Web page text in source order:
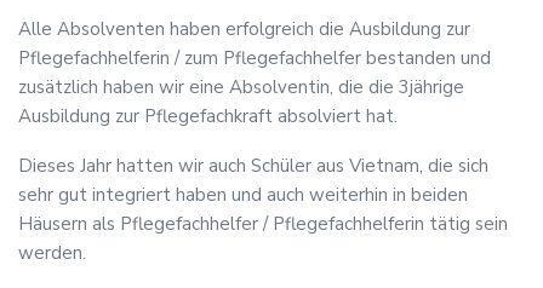
Alle Absolventen haben erfolgreich die Ausbildung zur
Pflegefachhelferin / zum Pflegefachhelfer bestanden und
zusätzlich haben wir eine Absolventin, die die 3jährige
Ausbildung zur Pflegefachkraft absolviert hat.
Dieses Jahr hatten wir auch Schüler aus Vietnam, die sich
sehr gut integriert haben und auch weiterhin in beiden
Häusern als Pflegefachhelfer / Pflegefachhelferin tätig sein
werden.